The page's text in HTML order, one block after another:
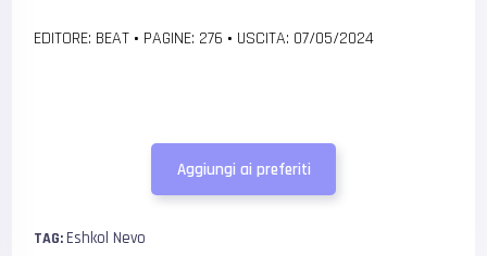
EDITORE: BEAT • PAGINE: 276 • USCITA: 07/05/2024
Aggiungi ai preferiti
TAG:Eshkol Nevo